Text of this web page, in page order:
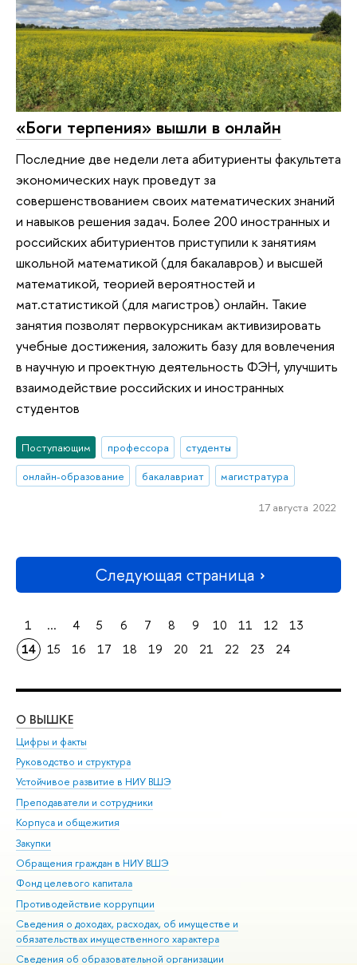
«Боги терпения» вышли в онлайн
Последние две недели лета абитуриенты факультета
экономических наук проведут за
совершенствованием своих математических знаний
и навыков решения задач. Более 200 иностранных и
российских абитуриентов приступили к занятиям
школьной математикой (для бакалавров) и высшей
математикой, теорией вероятностей и
мат.статистикой (для магистров) онлайн. Такие
занятия позволят первокурсникам активизировать
учебные достижения, заложить базу для вовлечения
в научную и проектную деятельность ФЭН, улучшить
взаимодействие российских и иностранных
студентов
Поступающим профессора
студенты
онлайн-образование
бакалавриат магистратура
17 августа 2022
Следующая страница
1 ... 4 5 6 7 8 9 10 11 12
13
14
15 16 17 18 19 20 21 22 23 24
О ВЫШКЕ
Цифры и факты
Руководство и структура
Устойчивое развитие в НИУ ВШЭ
Преподаватели и сотрудники
Корпуса и общежития
Закупки
Обращения граждан в НИУ ВШЭ
Фонд целевого капитала
Противодействие коррупции
Сведения о доходах, расходах, об имуществе и
обязательствах имущественного характера
Сведения об образовательной организации